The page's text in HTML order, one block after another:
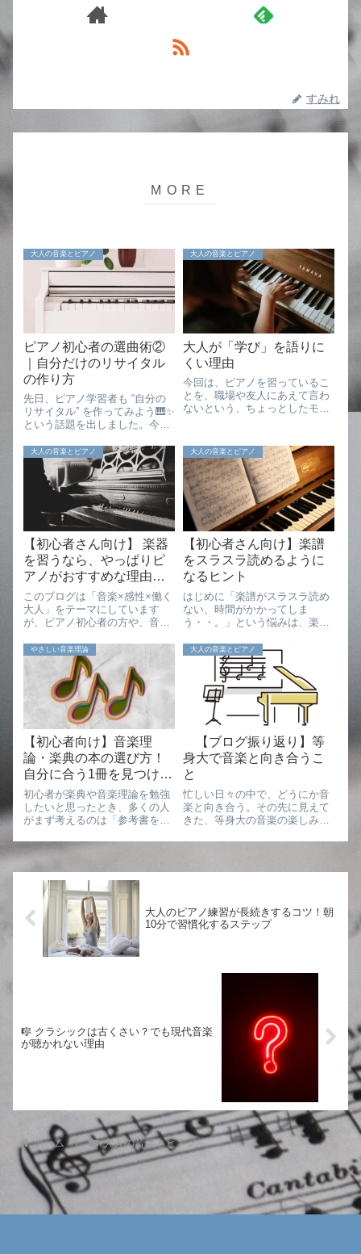
すみれ
大人の音楽とピアノ
ピアノ初心者の選曲術②
｜自分だけのリサイタル
の作り方
先日、ピアノ学習者も “自分の
リサイタル” を作ってみよう🎹✨
という話題を出しました。今日
ディアをシェアしていきたいと
思います。🎼関連記事「もし自
分だけの小さなコンサートを開
くとしたら、どんな曲を並べよ
大人の音楽とピアノ
大人が「学び」を語りに
くい理由
今回は、ピアノを習っているこ
とを、職場や友人にあえて言わ
ないという、ちょっとしたモヤ
ピアノに限らない大人が「学
び」を語りにくい理由につい
て、少し考えてみました。な
ぜ、習っていることをあ...
大人の音楽とピアノ
【初心者さん向け】 楽器
を習うなら、やっぱりピ
アノがおすすめな理由５
選
このブログは「音楽×感性×働く
大人」をテーマにしています
が、ピアノ初心者の方や、音楽
て綴っています。書き手は、音
大卒・企業勤めをしながら音楽
の学びを続ける、すみれです。
はじめに・・大人になって「楽
器を習いたい。何...
大人の音楽とピアノ
【初心者さん向け】楽譜
をスラスラ読めるように
なるヒント
はじめに「楽譜がスラスラ読め
ない、時間がかかってしま
う・・。」という悩みは、楽器
度は経験する悩みなのではない
でしょうか。「弾く練習の前
に、楽譜を読む作業があって
思うように練習が進まな
い・・。」今回は、こちらを
やさしい音楽理論
【初心者向け】音楽理
論・楽典の本の選び方！
自分に合う1冊を見つける
コツ
初心者が楽典や音楽理論を勉強
したいと思ったとき、多くの人
がまず考えるのは「参考書を買
ょうか。実際、楽器店や大きな
本屋さんに行くと、音楽理論の
本はかなりたくさん並んでいま
す。また、クラシック系とポピ
ュラー系の本が同...
大人の音楽とピアノ
【ブログ振り返り】等
身大で音楽と向き合うこ
と
忙しい日々の中で、どうにか音
楽と向き合う。その先に見えて
きた、等身大の音楽の楽しみ
がなぜ特別なのかという話。
大人のピアノ練習が長続きするコツ！朝
10分で習慣化するステップ
🎼 クラシックは古くさい？でも現代音楽
が聴かれない理由
ホーム 大人の音楽とピアノ